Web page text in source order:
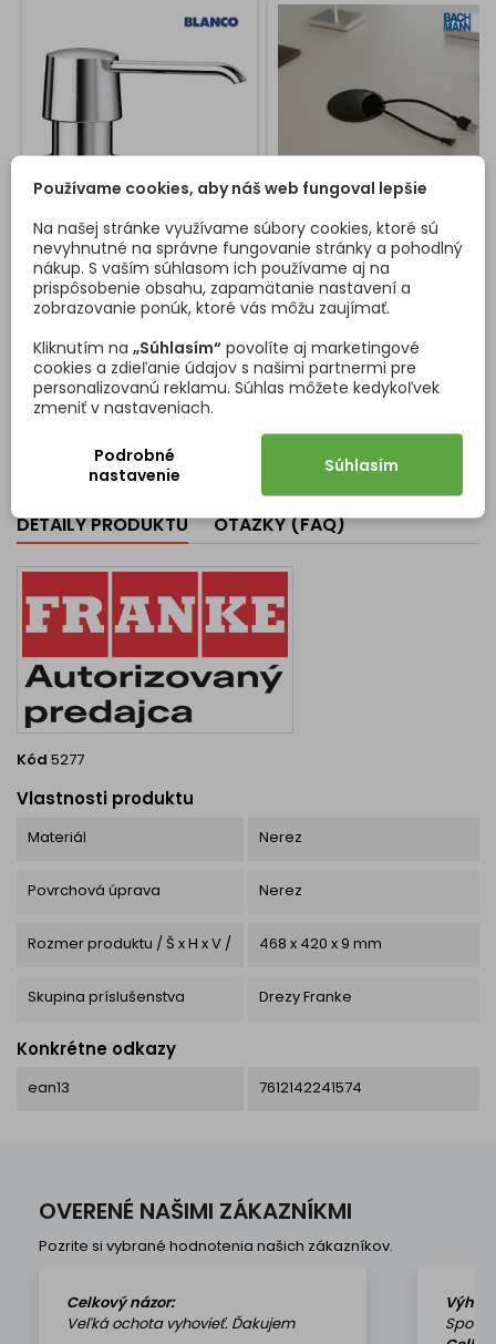
DÁVKOVAČ SAPONÁTU
BLANCO YANO / CHRÓM
Blanco Yano je praktický
zápustný dávkovač
komfort a udržiava priestor
okolo drezu čistý a
prehľadný. Elegantná
chrómová pumpička s jemne
každej kuchynskej batérii a
vytvára harmonický vzhľad
umiestnená plastová
nádobka s objemom 300 ml,
ktorá uchováva dostatočné...
Cena
22,00 €
PRECHODKA NA KÁBLE
LOOP 80 / ČIERNA MATNÁ
Moderná čierna priechodka
na káble LOOP 80 je
pracovného stola či
kancelárskeho nábytku.
Vďaka matnej čiernej farbe
perfektne ladí s tmavým
industriálnym štýlom interiéru.
Priechodka je vyrobená z
otočným viečkom, ktoré je
možné nastaviť až v 4
rôznych polohách. Vďaka
Cena
24,74 €
DETAILY PRODUKTU OTÁZKY (FAQ)
Kód 5277
Vlastnosti produktu
Materiál Nerez
Povrchová úprava Nerez
Rozmer produktu / Š x H x V / 468 x 420 x 9 mm
Skupina príslušenstva Drezy Franke
Konkrétne odkazy
ean13 7612142241574
OVERENÉ NAŠIMI ZÁKAZNÍKMI
Pozrite si vybrané hodnotenia našich zákazníkov.
Celkový názor:
Veľká ochota vyhovieť. Ďakujem
Používame cookies, aby náš web fungoval lepšie
Na našej stránke využívame súbory cookies, ktoré sú
nevyhnutné na správne fungovanie stránky a pohodlný
nákup. S vaším súhlasom ich používame aj na
prispôsobenie obsahu, zapamätanie nastavení a
zobrazovanie ponúk, ktoré vás môžu zaujímať.
Kliknutím na „Súhlasím“ povolíte aj marketingové
cookies a zdieľanie údajov s našimi partnermi pre
personalizovanú reklamu. Súhlas môžete kedykoľvek
zmeniť v nastaveniach.
Podrobné
nastavenie
Súhlasím